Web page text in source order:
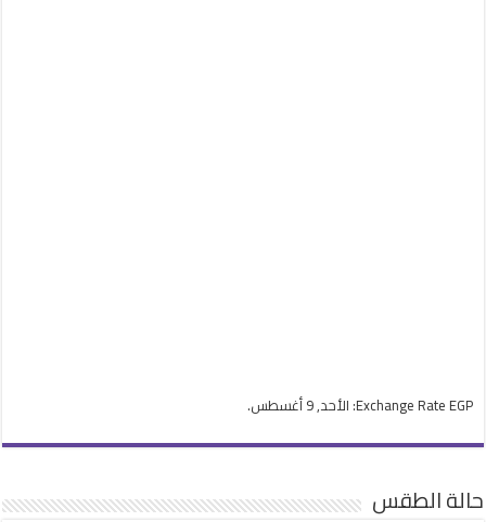
Exchange Rate EGP : الأحد, 9 أغسطس.
حالة الطقس